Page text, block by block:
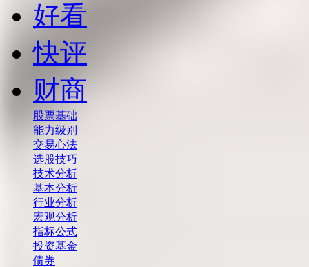
好看
快评
财商
股票基础
能力级别
交易心法
选股技巧
技术分析
基本分析
行业分析
宏观分析
指标公式
投资基金
债券